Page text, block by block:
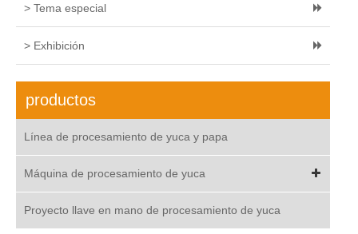
> Tema especial
> Exhibición
productos
Línea de procesamiento de yuca y papa
Máquina de procesamiento de yuca
Proyecto llave en mano de procesamiento de yuca